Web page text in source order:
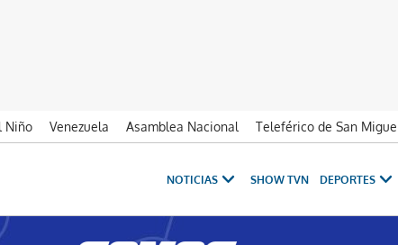
Niño Venezuela Asamblea Nacional Teleférico de San
NOTICIAS SHOW TVN DEPORTES